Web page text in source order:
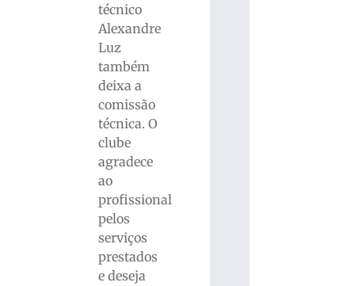
técnico
Alexandre
Luz
também
deixa a
comissão
técnica. O
clube
agradece
ao
profissional
pelos
serviços
prestados
e deseja